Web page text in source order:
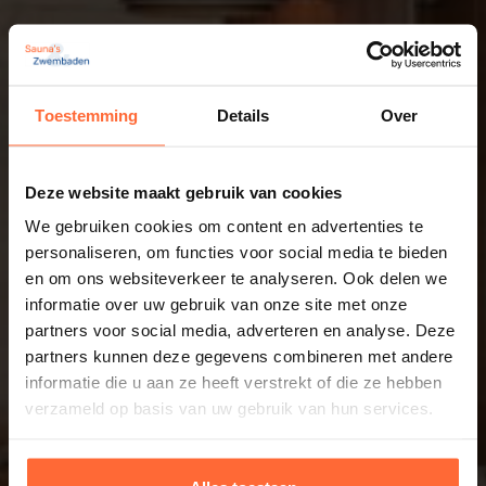
Toestemming Details Over
Deze website maakt gebruik van cookies
We gebruiken cookies om content en advertenties te
personaliseren, om functies voor social media te bieden
en om ons websiteverkeer te analyseren. Ook delen we
informatie over uw gebruik van onze site met onze
partners voor social media, adverteren en analyse. Deze
partners kunnen deze gegevens combineren met andere
informatie die u aan ze heeft verstrekt of die ze hebben
verzameld op basis van uw gebruik van hun services.
Informatie op maat? Kom